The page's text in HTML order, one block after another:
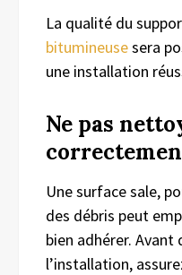
La qualité du
bitumineusesera
une installation
Ne pas
Une surface sale,
des débris peut
bien adhérer. Avant
l’installation,